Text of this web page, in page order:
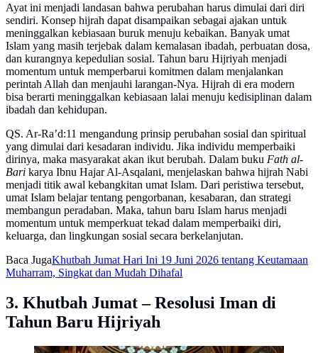
Ayat ini menjadi landasan bahwa perubahan harus dimulai dari diri
sendiri. Konsep hijrah dapat disampaikan sebagai ajakan untuk
meninggalkan kebiasaan buruk menuju kebaikan. Banyak umat
Islam yang masih terjebak dalam kemalasan ibadah, perbuatan dosa,
dan kurangnya kepedulian sosial. Tahun baru Hijriyah menjadi
momentum untuk memperbarui komitmen dalam menjalankan
perintah Allah dan menjauhi larangan-Nya. Hijrah di era modern
bisa berarti meninggalkan kebiasaan lalai menuju kedisiplinan dalam
ibadah dan kehidupan.
QS. Ar-Ra’d:11 mengandung prinsip perubahan sosial dan spiritual
yang dimulai dari kesadaran individu. Jika individu memperbaiki
dirinya, maka masyarakat akan ikut berubah. Dalam buku Fath al-
Bari karya Ibnu Hajar Al-Asqalani, menjelaskan bahwa hijrah Nabi
menjadi titik awal kebangkitan umat Islam. Dari peristiwa tersebut,
umat Islam belajar tentang pengorbanan, kesabaran, dan strategi
membangun peradaban. Maka, tahun baru Islam harus menjadi
momentum untuk memperkuat tekad dalam memperbaiki diri,
keluarga, dan lingkungan sosial secara berkelanjutan.
Baca JugaKhutbah Jumat Hari Ini 19 Juni 2026 tentang Keutamaan
Muharram, Singkat dan Mudah Dihafal
3. Khutbah Jumat – Resolusi Iman di
Tahun Baru Hijriyah